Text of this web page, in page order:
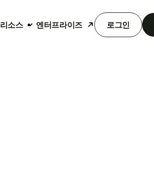
리소스 엔터프라이즈 로그인